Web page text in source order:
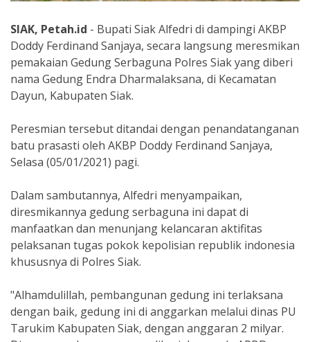
SIAK, Petah.id - Bupati Siak Alfedri di dampingi AKBP
Doddy Ferdinand Sanjaya, secara langsung meresmikan
pemakaian Gedung Serbaguna Polres Siak yang diberi
nama Gedung Endra Dharmalaksana, di Kecamatan
Dayun, Kabupaten Siak.
Peresmian tersebut ditandai dengan penandatanganan
batu prasasti oleh AKBP Doddy Ferdinand Sanjaya,
Selasa (05/01/2021) pagi.
Dalam sambutannya, Alfedri menyampaikan,
diresmikannya gedung serbaguna ini dapat di
manfaatkan dan menunjang kelancaran aktifitas
pelaksanan tugas pokok kepolisian republik indonesia
khususnya di Polres Siak.
"Alhamdulillah, pembangunan gedung ini terlaksana
dengan baik, gedung ini di anggarkan melalui dinas PU
Tarukim Kabupaten Siak, dengan anggaran 2 milyar.